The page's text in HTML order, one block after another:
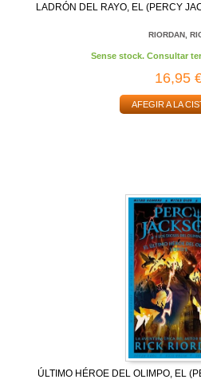
LADRÓN DEL RAYO, EL (PERCY
RIORDAN,
Sense stock. Consultar
16,95
AFEGIR A LA
ÚLTIMO HÉROE DEL OLIMPO, EL